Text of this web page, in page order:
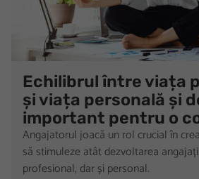
Echilibrul între viața
și viața personală și
important pentru o
Angajatorul joacă un rol crucial în
să stimuleze atât dezvoltarea
profesional, dar și personal.